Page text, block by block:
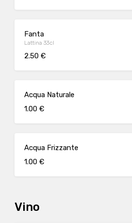
Fanta
Lattina 33cl
2.50 €
Acqua Naturale
1.00 €
Acqua Frizzante
1.00 €
Vino